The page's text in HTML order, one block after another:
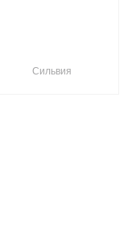
Сильвия